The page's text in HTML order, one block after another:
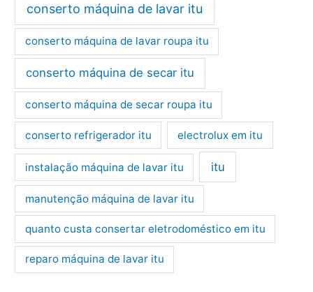
conserto máquina de lavar itu
conserto máquina de lavar roupa itu
conserto máquina de secar itu
conserto máquina de secar roupa itu
conserto refrigerador itu electrolux em itu
instalação máquina de lavar itu itu
manutenção máquina de lavar itu
quanto custa consertar eletrodoméstico em itu
reparo máquina de lavar itu